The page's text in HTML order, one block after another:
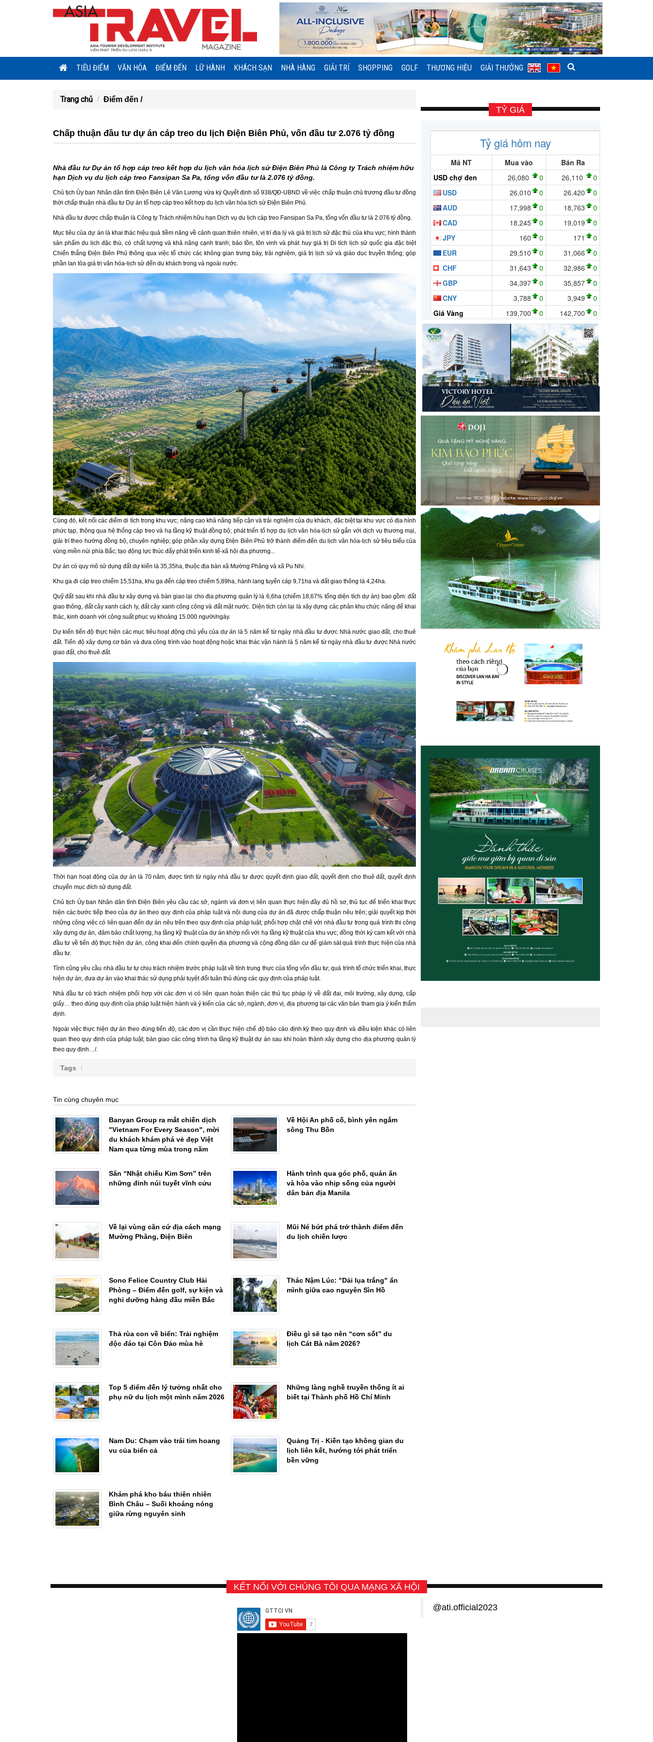
TIÊU ĐIỂM VĂN HÓA ĐIỂM ĐẾN LỮ HÀNH KHÁCH SẠN NHÀ HÀNG GIẢI TRÍ SHOPPING GOLF THƯƠNG HIỆU GIẢI THƯỞNG
Trang chủ Điểm đến /
Chấp thuận đầu tư dự án cáp treo du lịch Điện Biên Phủ, vốn đầu tư 2.076 tỷ đồng
Nhà đầu tư Dự án tổ hợp cáp treo kết hợp du lịch văn hóa lịch sử Điện Biên Phủ là Công ty Trách nhiệm hữu
hạn Dịch vụ du lịch cáp treo Fansipan Sa Pa, tổng vốn đầu tư là 2.076 tỷ đồng.
Chủ tịch Ủy ban Nhân dân tỉnh Điện Biên Lê Văn Lương vừa ký Quyết định số 938/QĐ-UBND về việc chấp thuận chủ trương đầu tư đồng
thời chấp thuận nhà đầu tư Dự án tổ hợp cáp treo kết hợp du lịch văn hóa lịch sử Điện Biên Phủ.
Nhà đầu tư được chấp thuận là Công ty Trách nhiệm hữu hạn Dịch vụ du lịch cáp treo Fansipan Sa Pa, tổng vốn đầu tư là 2.076 tỷ đồng.
Mục tiêu của dự án là khai thác hiệu quả tiềm năng về cảnh quan thiên nhiên, vị trí địa lý và giá trị lịch sử đặc thù của khu vực; hình thành
sản phẩm du lịch đặc thù, có chất lượng và khả năng cạnh tranh; bảo tồn, tôn vinh và phát huy giá trị Di tích lịch sử quốc gia đặc biệt
Chiến thắng Điện Biên Phủ thông qua việc tổ chức các không gian trưng bày, trải nghiệm, giá trị lịch sử và giáo dục truyền thống; góp
phần lan tỏa giá trị văn hóa-lịch sử đến du khách trong và ngoài nước.
Cùng đó, kết nối các điểm di tích trong khu vực; nâng cao khả năng tiếp cận và trải nghiệm của du khách, đặc biệt tại khu vực có địa hình
phức tạp, thông qua hệ thống cáp treo và hạ tầng kỹ thuật đồng bộ; phát triển tổ hợp du lịch văn hóa-lịch sử gắn với dịch vụ thương mại,
giải trí theo hướng đồng bộ, chuyên nghiệp; góp phần xây dựng Điện Biên Phủ trở thành điểm đến du lịch văn hóa-lịch sử tiêu biểu của
vùng miền núi phía Bắc; tạo động lực thúc đẩy phát triển kinh tế-xã hội địa phương...
Dự án có quy mô sử dụng đất dự kiến là 35,35ha, thuộc địa bàn xã Mường Phăng và xã Pu Nhi.
Khu ga đi cáp treo chiếm 15,51ha, khu ga đến cáp treo chiếm 5,89ha, hành lang tuyến cáp 9,71ha và đất giao thông là 4,24ha.
Quỹ đất sau khi nhà đầu tư xây dựng và bàn giao lại cho địa phương quản lý là 6,6ha (chiếm 18,67% tổng diện tích dự án) bao gồm: đất
giao thông, đất cây xanh cách ly, đất cây xanh công cộng và đất mặt nước. Diện tích còn lại là xây dựng các phân khu chức năng để khai
thác, kinh doanh với công suất phục vụ khoảng 15.000 người/ngày.
Dự kiến tiến độ thực hiện các mục tiêu hoạt động chủ yếu của dự án là 5 năm kể từ ngày nhà đầu tư được Nhà nước giao đất, cho thuê
đất. Tiến độ xây dựng cơ bản và đưa công trình vào hoạt động hoặc khai thác vận hành là 5 năm kể từ ngày nhà đầu tư được Nhà nước
giao đất, cho thuê đất.
Thời hạn hoạt động của dự án là 70 năm, được tính từ ngày nhà đầu tư được quyết định giao đất, quyết định cho thuê đất, quyết định
chuyển mục đích sử dụng đất.
Chủ tịch Ủy ban Nhân dân tỉnh Điện Biên yêu cầu các sở, ngành và đơn vị liên quan thực hiện đầy đủ hồ sơ, thủ tục để triển khai thực
hiện các bước tiếp theo của dự án theo quy định của pháp luật và nội dung của dự án đã được chấp thuận nêu trên; giải quyết kịp thời
những công việc có liên quan đến dự án nêu trên theo quy định của pháp luật; phối hợp chặt chẽ với nhà đầu tư trong quá trình thi công
xây dựng dự án, đảm bảo chất lượng, hạ tầng kỹ thuật của dự án khớp nối với hạ tầng kỹ thuật của khu vực; đồng thời ký cam kết với nhà
đầu tư về tiến độ thực hiện dự án, công khai đến chính quyền địa phương và cộng đồng dân cư để giám sát quá trình thực hiện của nhà
đầu tư.
Tỉnh cũng yêu cầu nhà đầu tư tự chịu trách nhiệm trước pháp luật về tính trung thực của tổng vốn đầu tư; quá trình tổ chức triển khai, thực
hiện dự án, đưa dự án vào khai thác sử dụng phải tuyệt đối tuân thủ đúng các quy định của pháp luật.
Nhà đầu tư có trách nhiệm phối hợp với các đơn vị có liên quan hoàn thiện các thủ tục pháp lý về đất đai, môi trường, xây dựng, cấp
giấy… theo đúng quy định của pháp luật hiện hành và ý kiến của các sở, ngành, đơn vị, địa phương tại các văn bản tham gia ý kiến thẩm
định.
Ngoài việc thực hiện dự án theo đúng tiến độ, các đơn vị cần thực hiện chế độ báo cáo định kỳ theo quy định và điều kiện khác có liên
quan theo quy định của pháp luật; bàn giao các công trình hạ tầng kỹ thuật dự án sau khi hoàn thành xây dựng cho địa phương quản lý
theo quy định…/.
Tags
Tin cùng chuyên mục
Banyan Group ra mắt chiến dịch
"Vietnam For Every Season", mời
du khách khám phá vẻ đẹp Việt
Nam qua từng mùa trong năm
Về Hội An phố cố, bình yên ngắm
sông Thu Bồn
Săn “Nhật chiếu Kim Sơn” trên
những đỉnh núi tuyết vĩnh cửu
Hành trình qua góc phố, quán ăn
và hòa vào nhịp sống của người
dân bản địa Manila
Về lại vùng căn cứ địa cách mạng
Mường Phăng, Điện Biên
Mũi Né bứt phá trở thành điểm đến
du lịch chiến lược
Sono Felice Country Club Hải
Phòng – Điểm đến golf, sự kiện và
nghỉ dưỡng hàng đầu miền Bắc
Thác Nậm Lúc: "Dải lụa trắng" ẩn
mình giữa cao nguyên Sìn Hồ
Thả rùa con về biển: Trải nghiệm
độc đáo tại Côn Đảo mùa hè
Điều gì sẽ tạo nên “cơn sốt” du
lịch Cát Bà năm 2026?
Top 5 điểm đến lý tưởng nhất cho
phụ nữ du lịch một mình năm 2026
Những làng nghề truyền thống ít ai
biết tại Thành phố Hồ Chí Minh
Nam Du: Chạm vào trái tim hoang
vu của biển cả
Quảng Trị - Kiến tạo không gian du
lịch liên kết, hướng tới phát triển
bền vững
Khám phá kho báu thiên nhiên
Bình Châu – Suối khoáng nóng
giữa rừng nguyên sinh
TỶ GIÁ
KẾT NỐI VỚI CHÚNG TÔI QUA MẠNG XÃ HỘI
@ati.official2023